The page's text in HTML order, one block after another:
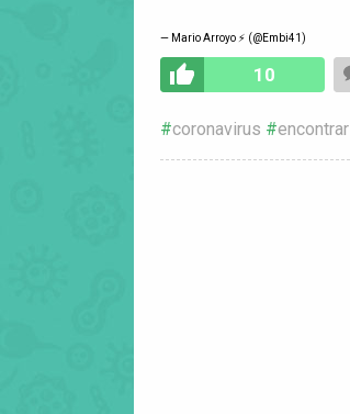
— Mario Arroyo ⚡️ (@Embi41)
10
coronavirus encontrar